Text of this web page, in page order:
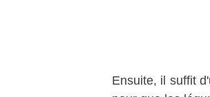
Ensuite, il suffit